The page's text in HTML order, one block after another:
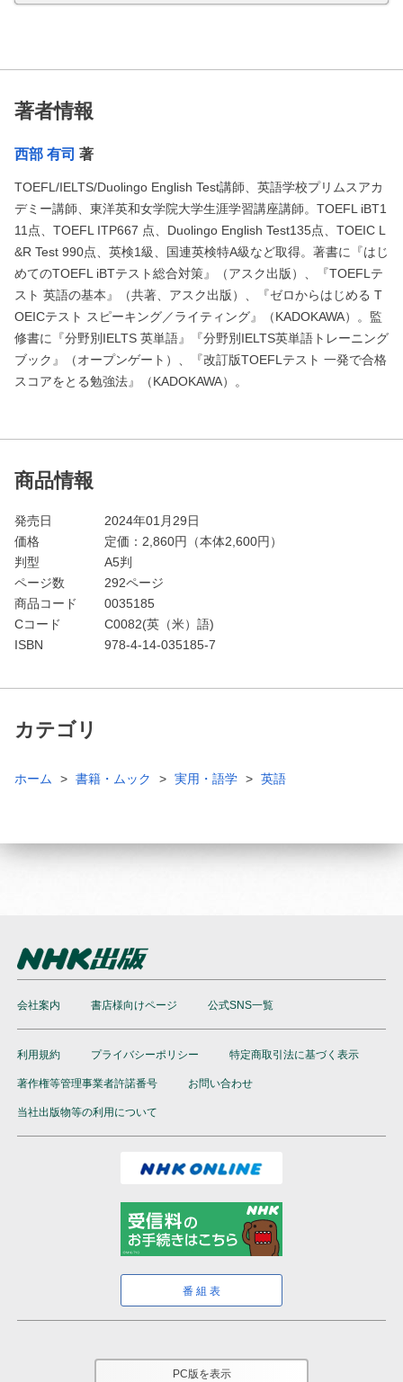
著者情報
西部 有司 著
TOEFL/IELTS/Duolingo English Test講師、英語学校プリムスアカ
デミー講師、東洋英和女学院大学生涯学習講座講師。TOEFL iBT1
11点、TOEFL ITP667 点、Duolingo English Test135点、TOEIC L
&R Test 990点、英検1級、国連英検特A級など取得。著書に『はじ
めてのTOEFL iBTテスト総合対策』（アスク出版）、『TOEFLテ
スト 英語の基本』（共著、アスク出版）、『ゼロからはじめる T
OEICテスト スピーキング／ライティング』（KADOKAWA）。監
修書に『分野別IELTS 英単語』『分野別IELTS英単語トレーニング
ブック』（オープンゲート）、『改訂版TOEFLテスト 一発で合格
スコアをとる勉強法』（KADOKAWA）。
商品情報
発売日
2024年01月29日
価格
定価： 2,860円（本体2,600円）
判型
A5判
ページ数
292ページ
商品コード
0035185
Cコード
C0082(英（米）語)
ISBN
978-4-14-035185-7
カテゴリ
ホーム 書籍・ムック 実用・語学 英語
会社案内 書店様向けページ 公式SNS一覧
利用規約 プライバシーポリシー 特定商取引法に基づく表示
著作権等管理事業者許諾番号 お問い合わせ
当社出版物等の利用について
番組表
PC版を表示